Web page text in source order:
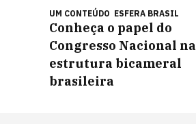
UM CONTEÚDO ESFERA BRASIL
Conheça o papel do
Congresso Nacional na
estrutura bicameral
brasileira